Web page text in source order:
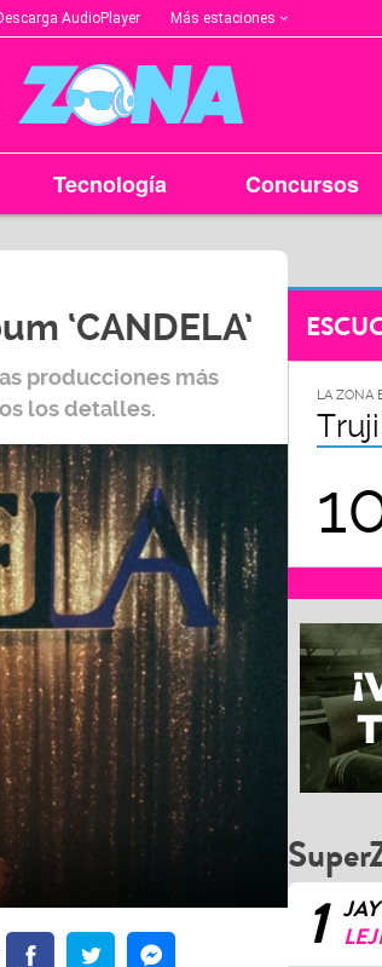
AudioPlayer Más estaciones
Tecnología Concursos
‘CANDELA’
producciones más
los detalles.
ZONA EN TU CIUDAD
FM
LA ZONA
1